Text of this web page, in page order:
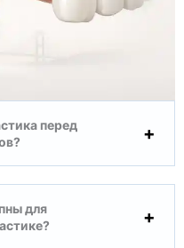
перед
для